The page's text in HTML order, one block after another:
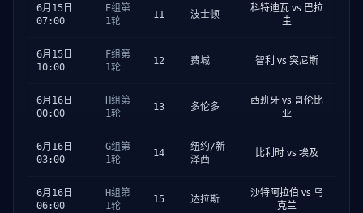
6月15日
07:00
E组第
1轮
11 波士顿
科特迪瓦 vs 巴拉
圭
6月15日
10:00
F组第
1轮
12 费城 智利 vs 突尼斯
6月16日
00:00
H组第
1轮
13 多伦多
西班牙 vs 哥伦比
亚
6月16日
03:00
G组第
1轮
14
纽约/新
泽西
比利时 vs 埃及
6月16日
06:00
H组第
1轮
15 达拉斯
沙特阿拉伯 vs 乌
克兰